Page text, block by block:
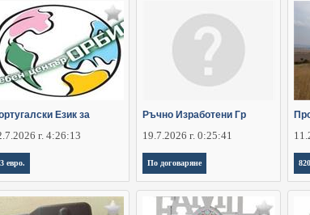
Език за
г. 4:26:13
евро.
Ръчно Изработени Гр
19.7.2026 г. 0:25:41
По договаряне